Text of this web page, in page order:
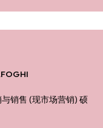
与销售 (现市场营销) 硕